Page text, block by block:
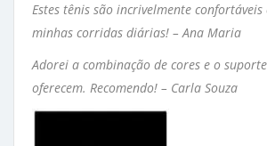
Estes tênis são incrivelmente
minhas corridas diárias! – Ana Maria
Adorei a combinação de cores e o
oferecem. Recomendo! – Carla Souza